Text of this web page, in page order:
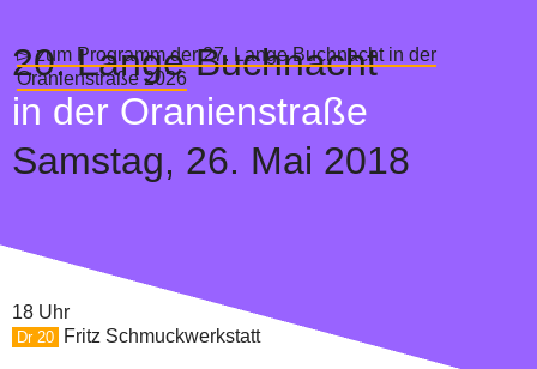
▻ zum Programm der 27. Lange Buchnacht in der
Oranienstraße 2026
20.Lange Buchnacht
in der Oranienstraße
Samstag, 26. Mai 2018
18 Uhr
Dr 20 Fritz Schmuckwerkstatt